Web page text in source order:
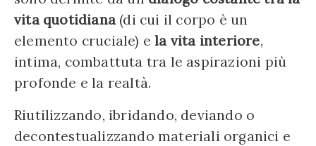
vita quotidiana (di cui il corpo è un
elemento cruciale) ela vita interiore,
intima, combattuta tra le aspirazioni più
profonde e la realtà.
Riutilizzando, ibridando, deviando o
decontestualizzando materiali organici e